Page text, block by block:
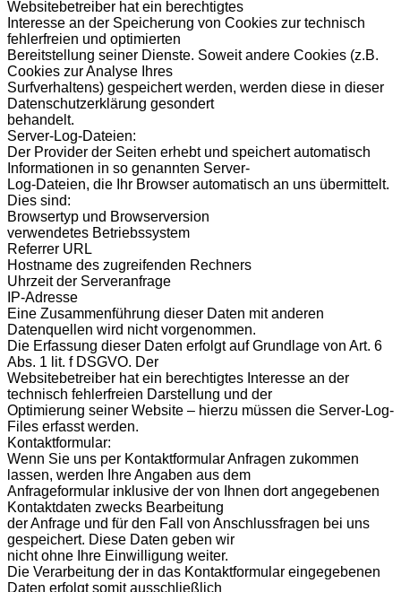
Websitebetreiber hat ein berechtigtes
Interesse an der Speicherung von Cookies zur technisch
fehlerfreien und optimierten
Bereitstellung seiner Dienste. Soweit andere Cookies (z.B.
Cookies zur Analyse Ihres
Surfverhaltens) gespeichert werden, werden diese in dieser
Datenschutzerklärung gesondert
behandelt.
Server-Log-Dateien:
Der Provider der Seiten erhebt und speichert automatisch
Informationen in so genannten Server-
Log-Dateien, die Ihr Browser automatisch an uns übermittelt.
Dies sind:
Browsertyp und Browserversion
verwendetes Betriebssystem
Referrer URL
Hostname des zugreifenden Rechners
Uhrzeit der Serveranfrage
IP-Adresse
Eine Zusammenführung dieser Daten mit anderen
Datenquellen wird nicht vorgenommen.
Die Erfassung dieser Daten erfolgt auf Grundlage von Art. 6
Abs. 1 lit. f DSGVO. Der
Websitebetreiber hat ein berechtigtes Interesse an der
technisch fehlerfreien Darstellung und der
Optimierung seiner Website – hierzu müssen die Server-Log-
Files erfasst werden.
Kontaktformular:
Wenn Sie uns per Kontaktformular Anfragen zukommen
lassen, werden Ihre Angaben aus dem
Anfrageformular inklusive der von Ihnen dort angegebenen
Kontaktdaten zwecks Bearbeitung
der Anfrage und für den Fall von Anschlussfragen bei uns
gespeichert. Diese Daten geben wir
nicht ohne Ihre Einwilligung weiter.
Die Verarbeitung der in das Kontaktformular eingegebenen
Daten erfolgt somit ausschließlich